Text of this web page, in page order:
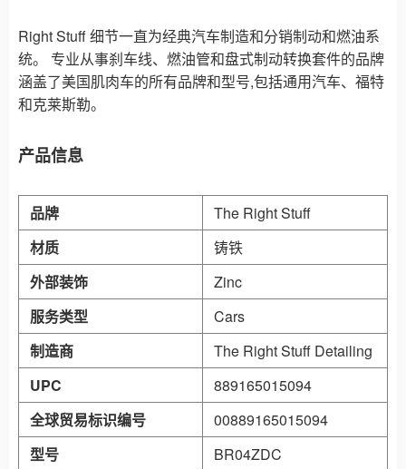
Right Stuff 细节一直为经典汽车制造和分销制动和燃油系
统。 专业从事刹车线、燃油管和盘式制动转换套件的品牌
涵盖了美国肌肉车的所有品牌和型号,包括通用汽车、福特
和克莱斯勒。
产品信息
品牌
‎The Right Stuff
材质
‎铸铁
外部装饰
‎Zinc
服务类型
‎Cars
制造商
‎The Right Stuff Detailing
UPC
‎889165015094
全球贸易标识编号
‎00889165015094
型号
‎BR04ZDC